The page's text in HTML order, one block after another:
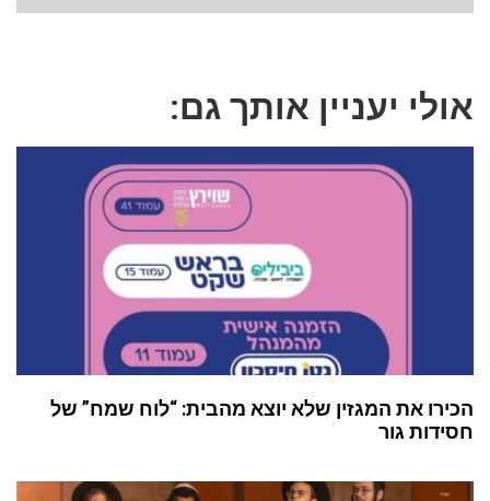
אולי יעניין אותך גם:
הכירו את המגזין שלא יוצא מהבית: “לוח שמח” של
חסידות גור